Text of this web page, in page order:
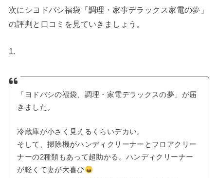
次にシヨドバシ福袋「調理・家事デラックス家電の夢」
の評判と口コミを見ていきましょう。
1.
「ヨドバシの福袋、調理・家電デラックスの夢」が届
きました。
冷蔵庫が小さく見えるくらいデカい。
そして、掃除機がハンディクリーナーとフロアクリー
ナーの2種類もあって超助かる。ハンディクリーナー
が軽くて妻が大喜び